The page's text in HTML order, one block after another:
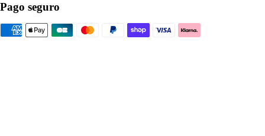
Pago seguro